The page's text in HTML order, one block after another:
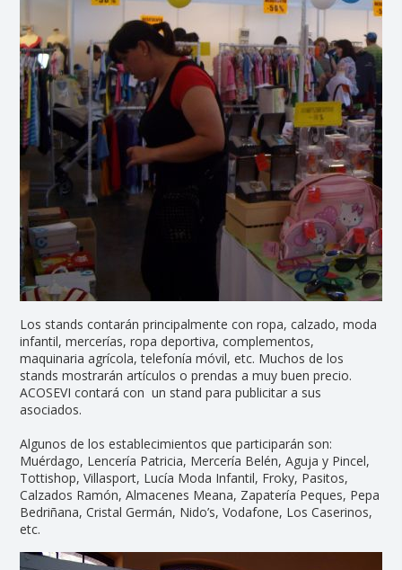
Los stands contarán principalmente con ropa, calzado, moda
infantil, mercerías, ropa deportiva, complementos,
maquinaria agrícola, telefonía móvil, etc. Muchos de los
stands mostrarán artículos o prendas a muy buen precio.
ACOSEVI contará con un stand para publicitar a sus
asociados.
Algunos de los establecimientos que participarán son:
Muérdago, Lencería Patricia, Mercería Belén, Aguja y Pincel,
Tottishop, Villasport, Lucía Moda Infantil, Froky, Pasitos,
Calzados Ramón, Almacenes Meana, Zapatería Peques, Pepa
Bedriñana, Cristal Germán, Nido’s, Vodafone, Los Caserinos,
etc.